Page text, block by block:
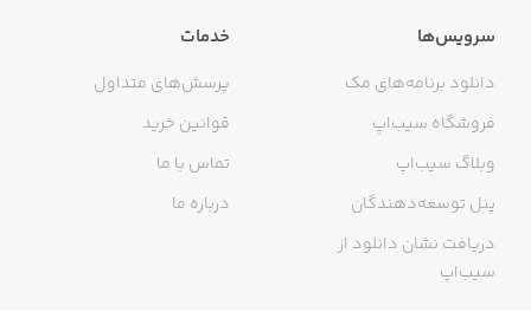
سرویس‌ها
دانلود برنامه‌های مک
فروشگاه سیب‌اپ
وبلاگ سیب‌اپ
پنل توسعه‌دهندگان
دریافت نشان دانلود از
سیب‌اپ
خدمات
پرسش‌های متداول
قوانین خرید
تماس با ما
درباره ما